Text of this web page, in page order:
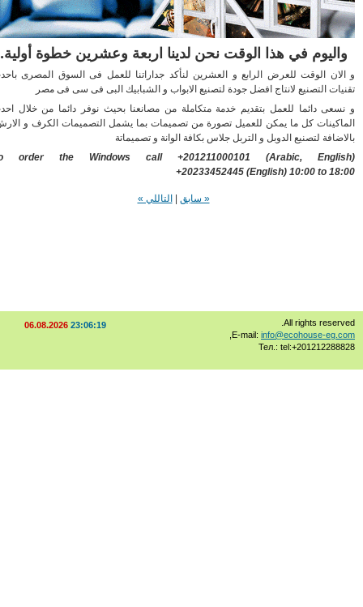
في هذا الوقت نحن لدينا اربعة وعشرين خطوة أولية.
الوقت للعرض الرابع و العشرين لنأكد جداراتنا للعمل فى السوق المصرى باحدث
التصنيع لانتاج افضل جودة لتصنيع الابواب و الشبابيك البى فى سى فى مصر
دائما للعمل بتقديم خدمة متكاملة من مصانعنا بحيث نوفر دائما من خلال احدث
كل ما يمكن للعميل تصورة من تصميمات بما يشمل التصميمات الكرف و الارش
لتصنيع الدوبل و التربل جلاس بكافة الوانة و تصميماتة
To order the Windows call +201211000101(Arabic,
+20233452445(English) 10:00 to
« سابق |التاللي »
23:06:21
06.08.2026
All rights
E-mail:info@ecohouse-
,
Тел.: